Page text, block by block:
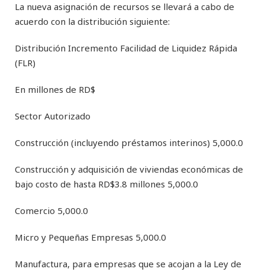
La nueva asignación de recursos se llevará a cabo de
acuerdo con la distribución siguiente:
Distribución Incremento Facilidad de Liquidez Rápida
(FLR)
En millones de RD$
Sector Autorizado
Construcción (incluyendo préstamos interinos) 5,000.0
Construcción y adquisición de viviendas económicas de
bajo costo de hasta RD$3.8 millones 5,000.0
Comercio 5,000.0
Micro y Pequeñas Empresas 5,000.0
Manufactura, para empresas que se acojan a la Ley de